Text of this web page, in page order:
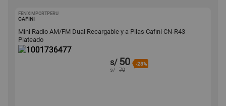
FENIXIMPORTPERU
CAFINI
Mini Radio AM/FM Dual Recargable y a Pilas Cafini CN-R43
Plateado
s/ 50 -28%
s/ 70